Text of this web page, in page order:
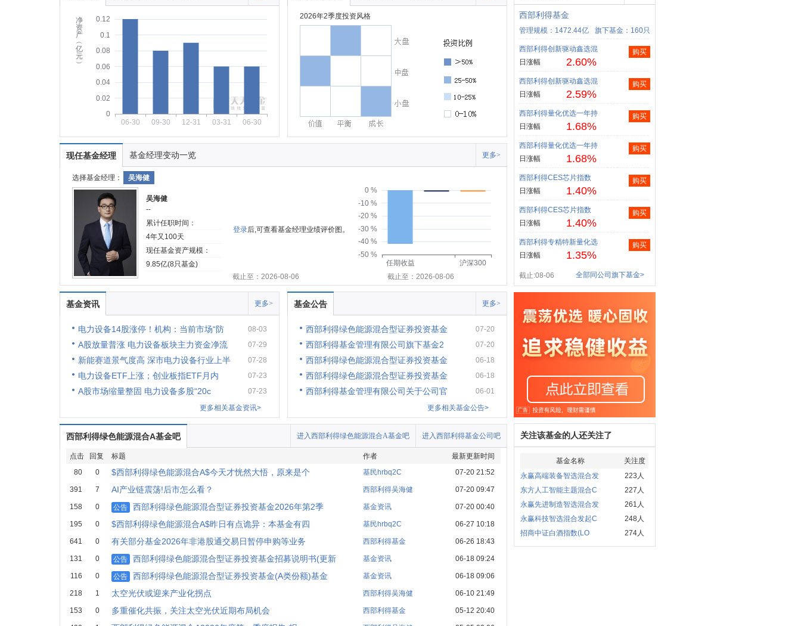
净
资
产
︵
亿
元
︶
0
0.02
0.04
0.06
0.08
0.1
0.12
06-30 09-30 12-31 03-31 06-30
2026年2季度投资风格
现任基金经理 基金经理变动一览 更多>
选择基金经理： 吴海健
吴海健
--
累计任职时间：
4年又100天
现任基金资产规模：
9.85亿(8只基金)
登录后,可查看基金经理业绩评价图。
-50 %
-40 %
-30 %
-20 %
-10 %
0 %
任期收益
沪深300
截止至：2026-08-06
截止至：2026-08-06
基金资讯 更多>
电力设备14股涨停！机构：当前市场“防 08-03
A股放量普涨 电力设备板块主力资金净流 07-29
新能赛道景气度高 深市电力设备行业上半 07-28
电力设备ETF上涨；创业板指ETF月内 07-23
A股市场缩量整固 电力设备多股“20c
07-23
更多相关基金资讯>
基金公告 更多>
西部利得绿色能源混合型证券投资基金 07-20
西部利得基金管理有限公司旗下基金2 07-20
西部利得绿色能源混合型证券投资基金 06-18
西部利得绿色能源混合型证券投资基金 06-18
西部利得基金管理有限公司关于公司官
06-01
更多相关基金公告>
西部利得绿色能源混合A基金吧 进入西部利得基金公司吧
进入西部利得绿色能源混合A基金吧
点击 回复 标题 作者
最新更新时间
80
0 $西部利得绿色能源混合A$今天才恍然大悟，原来是个 基民hrbq2C 07-20 21:52
391 7 AI产业链震荡!后市怎么看？ 西部利得吴海健 07-20 09:47
158 0 公告 西部利得绿色能源混合型证券投资基金2026年第2季 基金资讯 07-20 00:40
195 0 $西部利得绿色能源混合A$昨日有点诡异：本基金有四 基民hrbq2C 06-27 10:18
641 0 有关部分基金2026年非港股通交易日暂停申购等业务 西部利得基金 06-26 18:43
131 0 公告 西部利得绿色能源混合型证券投资基金招募说明书(更新 基金资讯 06-18 09:24
116 0 公告 西部利得绿色能源混合型证券投资基金(A类份额)基金 基金资讯 06-18 09:06
218 1 太空光伏或迎来产业化拐点 西部利得吴海健 06-10 21:49
153 0 多重催化共振，关注太空光伏近期布局机会 西部利得基金 05-12 20:40
西部利得基金
管理规模：1472.44亿 旗下基金：160只
西部利得创新驱动鑫选混
日涨幅
2.60%
购买
西部利得创新驱动鑫选混
日涨幅
2.59%
购买
西部利得量化优选一年持
日涨幅
1.68%
购买
西部利得量化优选一年持
日涨幅
1.68%
购买
西部利得CES芯片指数
日涨幅
1.40%
购买
西部利得CES芯片指数
日涨幅
1.40%
购买
西部利得专精特新量化选
日涨幅
1.35%
购买
截止:08-06 全部同公司旗下基金>
关注该基金的人还关注了
基金名称
关注度
永赢高端装备智选混合发
223人
东方人工智能主题混合C
227人
永赢先进制造智选混合发
261人
永赢科技智选混合发起C
248人
招商中证白酒指数(LO
274人